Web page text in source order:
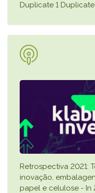
Duplicate 1
Retrospectiva 2021:
inovação,
papel e celulose - In